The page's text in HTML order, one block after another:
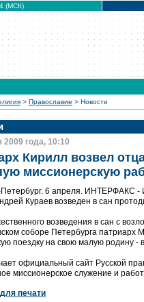
(МСК)
> Православие > Новости
2009 года, 10:10
Кирилл возвел
миссионерскую
6 апреля. ИНТЕРФАКС -
Кураев возведен в сан
возведения в сан с
соборе Петербурга патриарх
поездку на свою малую родину -
официальный сайт Русской
миссионерское служение и
печати